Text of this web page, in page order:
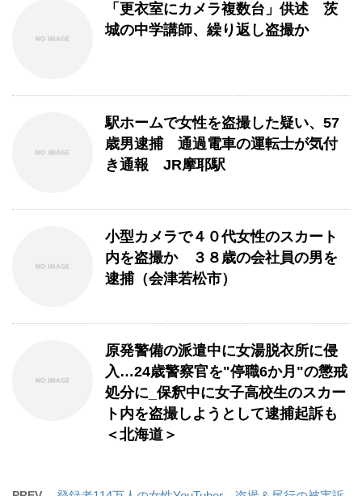
「更衣室にカメラ複数台」供述 茨
城の中学講師、繰り返し盗撮か
駅ホームで女性を盗撮した疑い、57
歳男逮捕 通過電車の運転士が気付
き通報 JR摩耶駅
小型カメラで４０代女性のスカート
内を盗撮か ３８歳の会社員の男を
逮捕（会津若松市）
原発警備の派遣中に女湯脱衣所に侵
入…24歳警察官を"停職6か月"の懲戒
処分に_保釈中に女子高校生のスカー
ト内を盗撮しようとして逮捕起訴も
＜北海道＞